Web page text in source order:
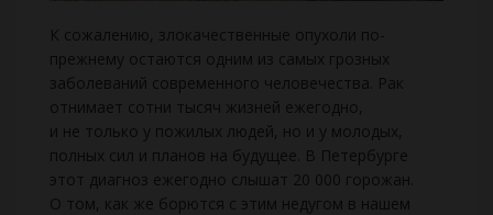
К сожалению, злокачественные опухоли по-
прежнему остаются одним из самых грозных
заболеваний современного человечества. Рак
отнимает сотни тысяч жизней ежегодно,
и не только у пожилых людей, но и у молодых,
полных сил и планов на будущее. В Петербурге
этот диагноз ежегодно слышат 20 000 горожан.
О том, как же борются с этим недугом в нашем